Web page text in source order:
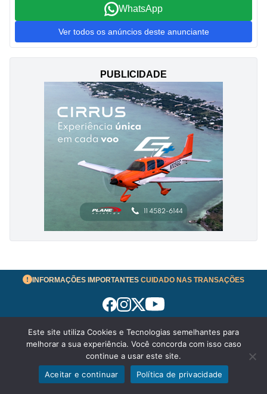
Exibir filtros
WhatsApp
Ver todos os anúncios deste anunciante
PUBLICIDADE
INFORMAÇÕES IMPORTANTES CUIDADO NAS TRANSAÇÕES
Termos de Uso
© 2026 aeronavesavenda.com | Todos os Direitos
Reservados!
Política de Privacidade
Este site utiliza Cookies e Tecnologias semelhantes para
melhorar a sua experiência. Você concorda com isso caso
continue a usar este site.
Aceitar e continuar
Política de privacidade